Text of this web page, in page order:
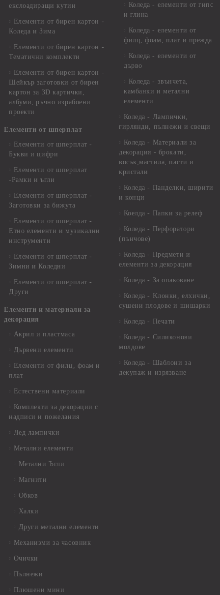
екслоадиращи кутии
Елементи от бирен картон -
Коледа и Зима
Елементи от бирен картон -
Тематични комплекти
Елементи от бирен картон -
Шейкър заготовки от бирен
картон за 3D картички,
албуми, ръчно израбоени
проекти
Елементи от шперплат
Елементи от шперплат -
Букви и цифри
Елементи от шперплат
-Рамки и ъгли
Елементи от шперплат -
Заготовки за бижута
Елементи от шперплат -
Етно елементи и музикални
инструменти
Елементи от шперплат -
Зимни и Коледни
Елементи от шперплат -
Други
Елементи и материали за
декорация
Акрил и пластмаса
Дървени елементи
Елементи от филц, фоам и
плат
Естествени материали
Комплекти за декорации с
надписи и пожелания
Лед лампички
Метални елементи
Метални Ъгли
Магнити
Обков
Халки
Други метални елементи
Механизми за часовник
Очички
Пълнежи
Плюшени мини
Коледа - елементи от гипс
и глина
Коледа - елементи от
филц, фоам, плат и прежда
Коледа - елементи от
дърво
Коледа - звънчета,
камбанки и метални
елементи
Коледа - Лампички,
гирлянди, пълнежи и свещи
Коледа - Материали за
декорация - брокати,
восък,мастила, пасти и
кристали
Коледа - Панделки, ширити
и конци
Коелда - Папки за релеф
Коледа - Перфоратори
(пънчове)
Коледа - Предмети и
елементи за декорация
Коледа - За опаковане
Коледа - Kлонки, елхички,
сушени плодове и шишарки
Коледа - Печати
Коледа - Силиконови
молдове
Коледа - Шаблони за
декупаж и изрязване